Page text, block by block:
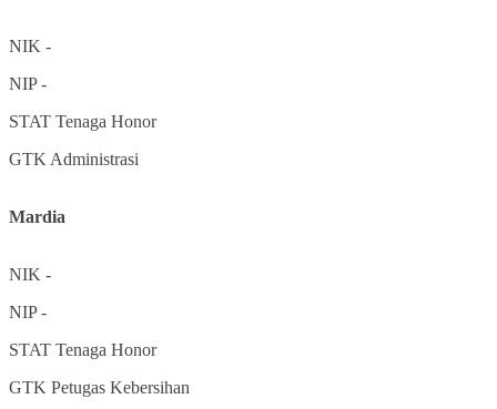
NIK -
NIP-
STAT Tenaga Honor
GTK Administrasi
Mardia
NIK -
NIP-
STAT Tenaga Honor
GTK Petugas Kebersihan